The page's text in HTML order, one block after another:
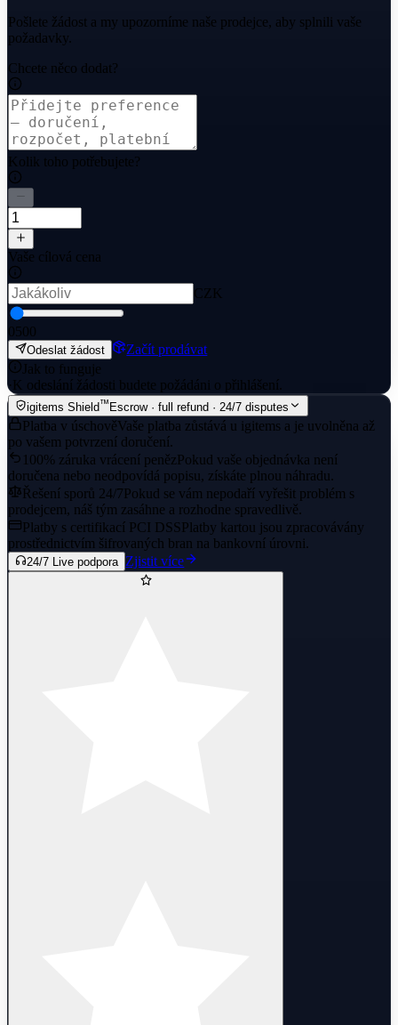
Pošlete žádost a my upozorníme naše prodejce, aby splnili vaše
požadavky.
Chcete něco dodat?
Kolik toho potřebujete?
Vaše cílová cena
CZK
0500
Odeslat žádost
Začít prodávat
Jak to funguje
· K odeslání žádosti budete požádáni o přihlášení.
igitems Shield™ Escrow · full refund · 24/7 disputes
Platba v úschověVaše platba zůstává u igitems a je uvolněna až
po vašem potvrzení doručení.
100% záruka vrácení penězPokud vaše objednávka není
doručena nebo neodpovídá popisu, získáte plnou náhradu.
Řešení sporů 24/7Pokud se vám nepodaří vyřešit problém s
prodejcem, náš tým zasáhne a rozhodne spravedlivě.
Platby s certifikací PCI DSSPlatby kartou jsou zpracovávány
prostřednictvím šifrovaných bran na bankovní úrovni.
24/7 Live podpora Zjistit více